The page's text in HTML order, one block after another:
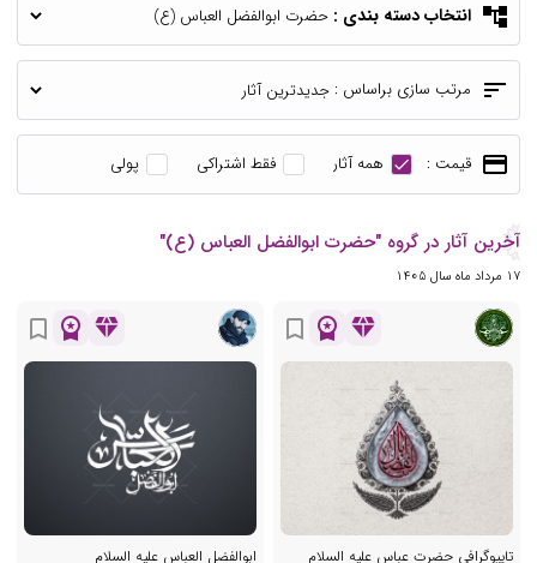
account_tree انتخاب دسته بندی :
sort مرتب سازی براساس :
payment قیمت : همه آثار فقط اشتراکی پولی
آخرین آثار در گروه "حضرت ابوالفضل العباس (ع)"
17 مرداد ماه سال 1405
diamond
workspace_premium
bookmark_border
تایپوگرافی حضرت عباس علیه السلام
diamond
workspace_premium
bookmark_border
ابوالفضل العباس علیه السلام